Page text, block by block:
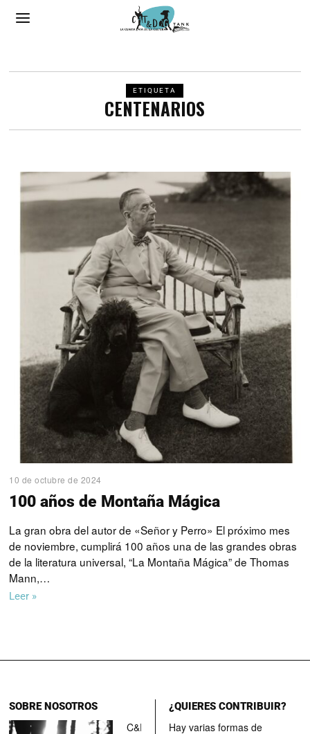
ETIQUETA
CENTENARIOS
10 de octubre de 2024
100 años de Montaña Mágica
La gran obra del autor de «Señor y Perro» El próximo mes
de noviembre, cumplirá 100 años una de las grandes obras
de la literatura universal, “La Montaña Mágica” de Thomas
Mann,…
Leer »
SOBRE NOSOTROS
C&D Tank
¿QUIERES CONTRIBUIR?
Hay varias formas de